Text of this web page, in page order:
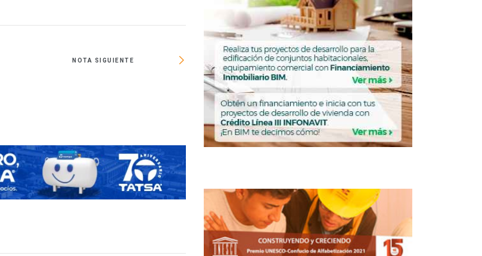
NOTA SIGUIENTE
Realizan mesa de trabajo para reconstrucción
de la CDMX